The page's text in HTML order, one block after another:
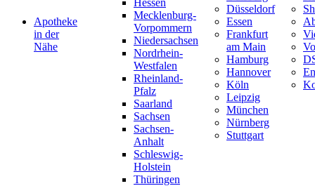
Apotheke
in der
Nähe
Hessen
Mecklenburg-
Vorpommern
Niedersachsen
Nordrhein-
Westfalen
Rheinland-
Pfalz
Saarland
Sachsen
Sachsen-
Anhalt
Schleswig-
Holstein
Thüringen
Düsseldorf
Essen
Frankfurt
am Main
Hamburg
Hannover
Köln
Leipzig
München
Nürnberg
Stuttgart